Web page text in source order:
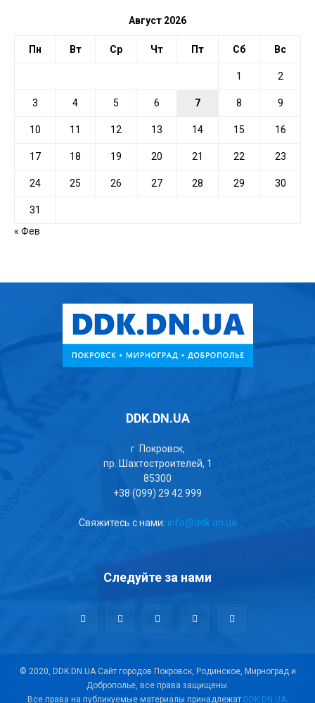
Август 2026
Пн Вт Ср Чт Пт Сб Вс
1 2
3 4 5 6 7 8 9
10 11 12 13 14 15 16
17 18 19 20 21 22 23
24 25 26 27 28 29 30
31
« Фев
DDK.DN.UA
г. Покровск,
пр. Шахтостроителей, 1
85300
+38 (099) 29 42 999
Свяжитесь с нами: info@ddk.dn.ua
Следуйте за нами
© 2020, DDK.DN.UA Сайт городов Покровск, Родинское, Мирноград и
Доброполье, все права защищены.
Все права на публикуемые материалы принадлежат DDK.DN.UA.